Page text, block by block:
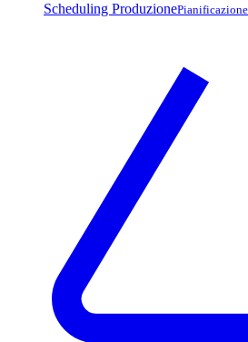
Scheduling Produzione